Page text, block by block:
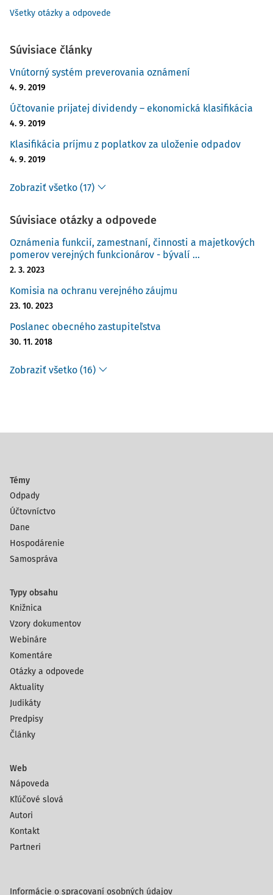
Všetky otázky a odpovede
Súvisiace články
Vnútorný systém preverovania oznámení
4. 9. 2019
Účtovanie prijatej dividendy – ekonomická klasifikácia
4. 9. 2019
Klasifikácia príjmu z poplatkov za uloženie odpadov
4. 9. 2019
Zobraziť všetko (17)
Súvisiace otázky a odpovede
Oznámenia funkcií, zamestnaní, činnosti a majetkových
pomerov verejných funkcionárov - bývalí ...
2. 3. 2023
Komisia na ochranu verejného záujmu
23. 10. 2023
Poslanec obecného zastupiteľstva
30. 11. 2018
Zobraziť všetko (16)
Témy
Odpady
Účtovníctvo
Dane
Hospodárenie
Samospráva
Typy obsahu
Knižnica
Vzory dokumentov
Webináre
Komentáre
Otázky a odpovede
Aktuality
Judikáty
Predpisy
Články
Web
Nápoveda
Kľúčové slová
Autori
Kontakt
Partneri
Informácie o spracovaní osobných údajov